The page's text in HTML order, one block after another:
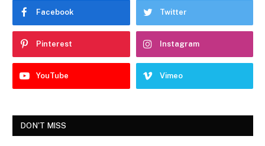
Facebook Twitter
Pinterest Instagram
YouTube Vimeo
DON'T MISS